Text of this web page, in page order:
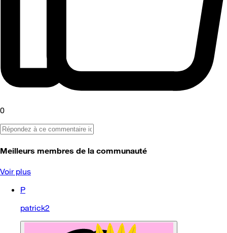
0
Meilleurs membres de la communauté
Voir plus
P
patrick2